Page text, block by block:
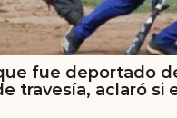
fue deportado
travesía, aclaró si